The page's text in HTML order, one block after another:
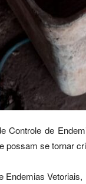
Controle de
se tornar
Endemias